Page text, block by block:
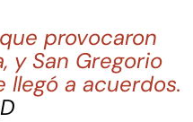
provocaron
y San Gregorio
llegó a acuerdos.